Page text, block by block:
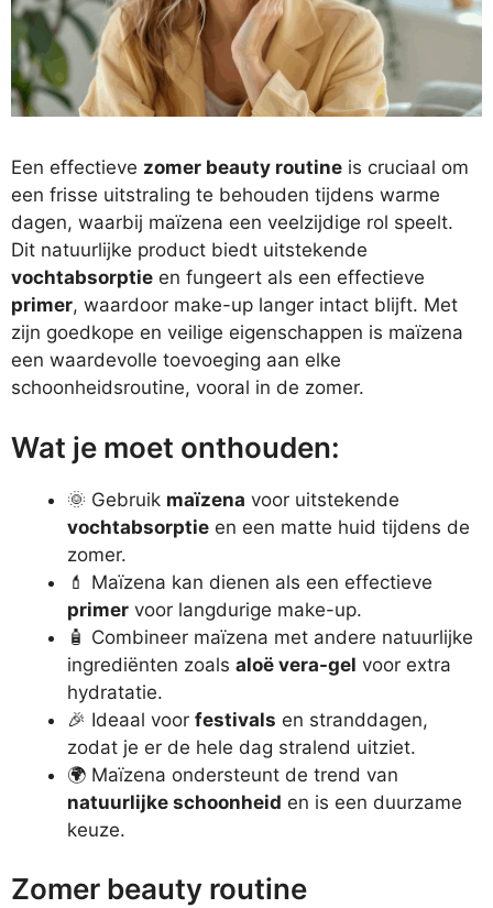
Een effectieve zomer beauty routine is cruciaal om
een frisse uitstraling te behouden tijdens warme
dagen, waarbij maïzena een veelzijdige rol speelt.
Dit natuurlijke product biedt uitstekende
vochtabsorptie en fungeert als een effectieve
primer, waardoor make-up langer intact blijft. Met
zijn goedkope en veilige eigenschappen is maïzena
een waardevolle toevoeging aan elke
schoonheidsroutine, vooral in de zomer.
Wat je moet onthouden:
🌞 Gebruik maïzena voor uitstekende
vochtabsorptie en een matte huid tijdens de
zomer.
💄 Maïzena kan dienen als een effectieve
primer voor langdurige make-up.
🧴 Combineer maïzena met andere natuurlijke
ingrediënten zoals aloë vera-gel voor extra
hydratatie.
🎉 Ideaal voor festivals en stranddagen,
zodat je er de hele dag stralend uitziet.
🌍 Maïzena ondersteunt de trend van
natuurlijke schoonheid en is een duurzame
keuze.
Zomer beauty routine